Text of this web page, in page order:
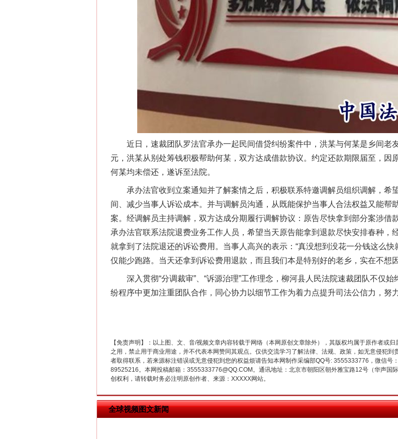
近日，速裁团队罗法官承办一起民间借贷纠纷案件中，洪某与何某是乡间老
元，洪某从别处筹钱积极帮助何某，双方达成借款协议。约定还款期限届至，因
何某均未偿还，遂诉至法院。
承办法官收到立案通知并了解案情之后，积极联系特邀调解员组织调解，希
间、减少当事人诉讼成本。并与调解员沟通，从既能保护当事人合法权益又能帮
案。经调解员主持调解，双方达成分期履行调解协议：原告尽快拿到部分案涉借
承办法官联系法院退费业务工作人员，希望当天原告能拿到退款尽快安排春种，
就拿到了法院退还的诉讼费用。当事人高兴的表示：“真没想到没花一分钱这么
仅能少跑路。当天还拿到诉讼费用退款，而且我们本是特别好的老乡，实在不想
深入贯彻“分调裁审”、“诉源治理”工作理念，柳河县人民法院速裁团队不仅始
纷程序中更加注重团队合作，同心协力以细节工作为着力点提升司法公信力，努
【免责声明】：以上图、文、音/视频文章内容转载于网络（本网原创文章除外），其版权均属于原作者或
之用，禁止用于商业用途，并不代表本网赞同其观点。仅供交流学习了解法律、法规、政策，如无意侵犯
者取得联系，若来源标注错误或无意侵犯到您的权益烦请告知本网制作采编部QQ号: 3555333776，微信
89525216。本网投稿邮箱：3555333776@QQ.COM。通讯地址：北京市朝阳区朝外雅宝路12号（华声国
创权利，请转载时务必注明原创作者、来源：XXXXX网站。
全球视频图文新闻
在谋一域中谋全局
今年投资意愿榜揭晓
习近平的博鳌关键词
魏明亮严重违纪违法案透视
“刷贴”乱象丛生
揭批美国五大"原罪" "炒鞋教程"里的骗局